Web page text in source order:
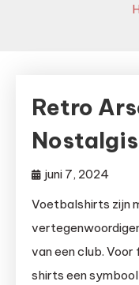
Retro
juni 7, 2024
Voetbalshirts zijn
van een club. Voor
shirts een